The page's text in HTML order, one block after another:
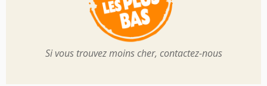
Si vous trouvez moins cher, contactez-nous